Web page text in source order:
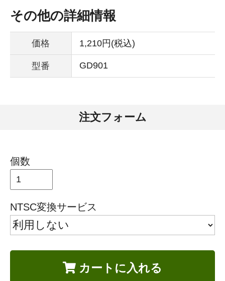
その他の詳細情報
価格 1,210円(税込)
型番 GD901
注文フォーム
個数
NTSC変換サービス
カートに入れる